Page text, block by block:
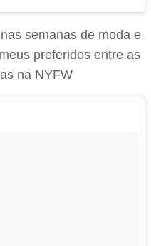
semanas de moda e
preferidos entre as
na NYFW